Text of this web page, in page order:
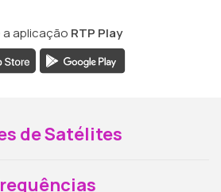
a aplicação RTP Play
de Satélites